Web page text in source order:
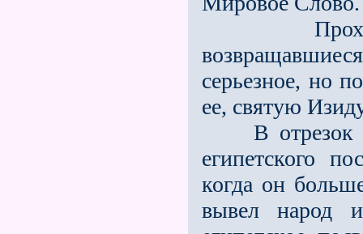
серьезное, но
ее, святую
В отрезок
египетского
когда он
вывел народ